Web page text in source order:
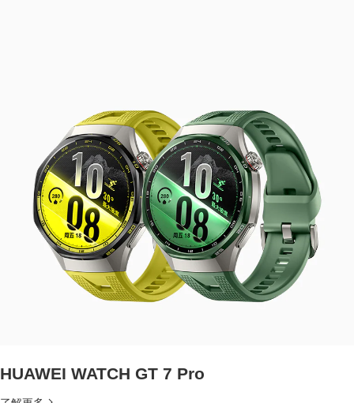
HUAWEI WATCH GT 7 Pro